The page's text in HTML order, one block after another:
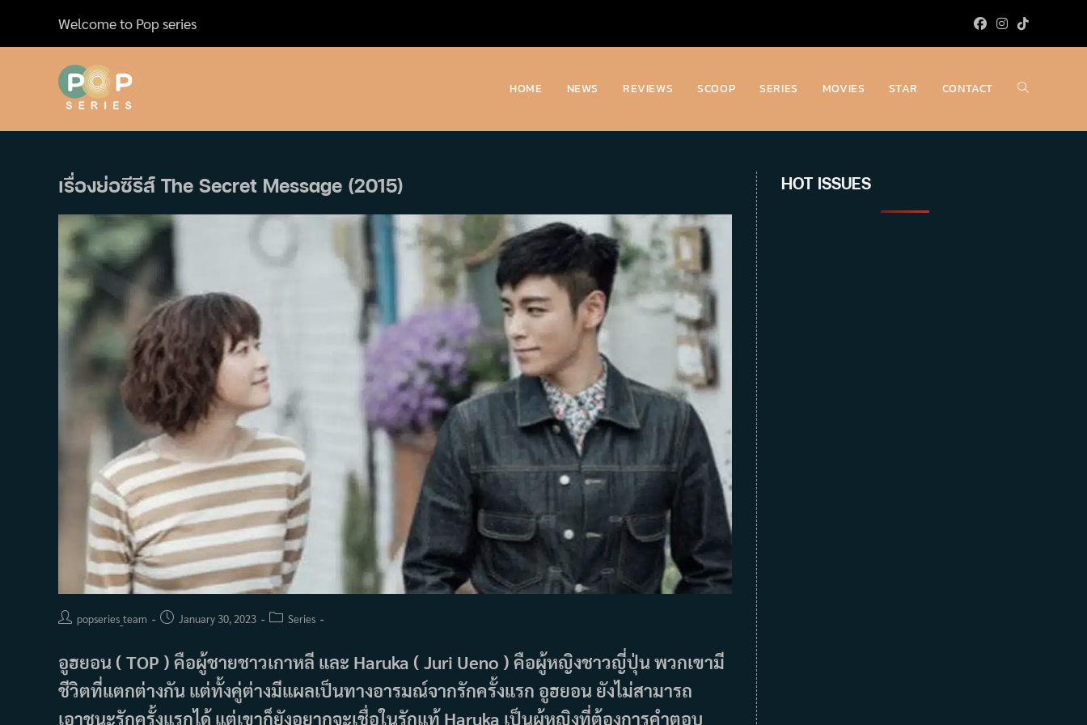
content
Welcome to Pop series
HOME NEWS REVIEWS SCOOP SERIES MOVIES STAR CONTACT Toggle
เรื่องย่อซีรีส์ The Secret Message (2015)
Postpopseries_team
Post January 30, 2023
PostSeries
อูฮยอน ( TOP ) คือผู้ชายชาวเกาหลี และ Haruka ( Juri Ueno ) คือผู้หญิงชาวญี่ปุ่น พวกเขามี
ชีวิตที่แตกต่างกัน แต่ทั้งคู่ต่างมีแผลเป็นทางอารมณ์จากรักครั้งแรก อูฮยอน ยังไม่สามารถ
เอาชนะรักครั้งแรกได้ แต่เขาก็ยังอยากจะเชื่อในรักแท้ Haruka เป็นผู้หญิงที่ต้องการคำตอบ
HOT ISSUES